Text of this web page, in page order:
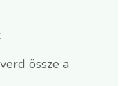
össze a